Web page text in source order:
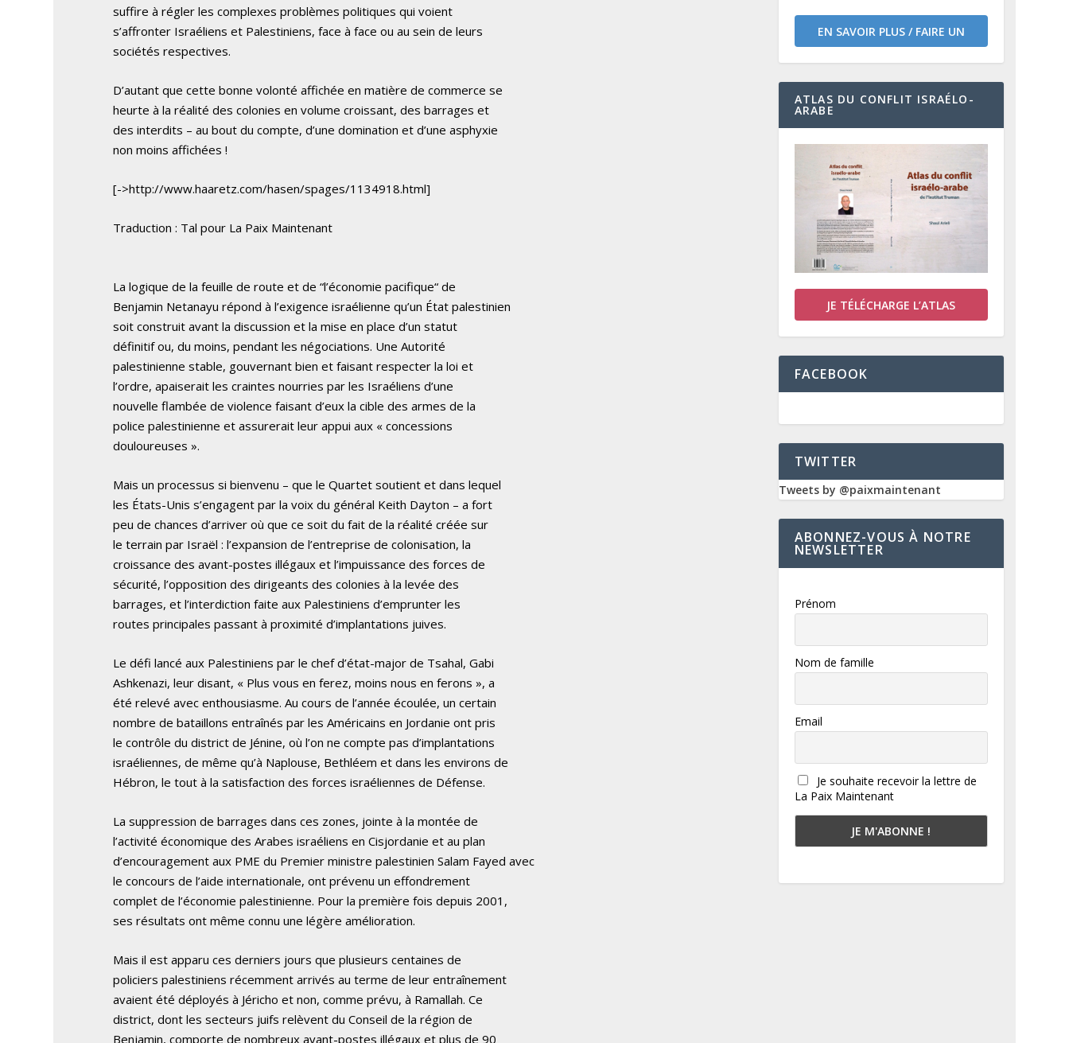
suffire à régler les complexes problèmes politiques qui voient
s’affronter Israéliens et Palestiniens, face à face ou au sein de leurs
sociétés respectives.
D’autant que cette bonne volonté affichée en matière de commerce se
heurte à la réalité des colonies en volume croissant, des barrages et
des interdits – au bout du compte, d’une domination et d’une asphyxie
non moins affichées !
[->http://www.haaretz.com/hasen/spages/1134918.html]
Traduction : Tal pour La Paix Maintenant
La logique de la feuille de route et de “l’économie pacifique“ de
Benjamin Netanayu répond à l’exigence israélienne qu’un État palestinien
soit construit avant la discussion et la mise en place d’un statut
définitif ou, du moins, pendant les négociations. Une Autorité
palestinienne stable, gouvernant bien et faisant respecter la loi et
l’ordre, apaiserait les craintes nourries par les Israéliens d’une
nouvelle flambée de violence faisant d’eux la cible des armes de la
police palestinienne et assurerait leur appui aux « concessions
douloureuses ».
Mais un processus si bienvenu – que le Quartet soutient et dans lequel
les États-Unis s’engagent par la voix du général Keith Dayton – a fort
peu de chances d’arriver où que ce soit du fait de la réalité créée sur
le terrain par Israël : l’expansion de l’entreprise de colonisation, la
croissance des avant-postes illégaux et l’impuissance des forces de
sécurité, l’opposition des dirigeants des colonies à la levée des
barrages, et l’interdiction faite aux Palestiniens d’emprunter les
routes principales passant à proximité d’implantations juives.
Le défi lancé aux Palestiniens par le chef d’état-major de Tsahal, Gabi
Ashkenazi, leur disant, « Plus vous en ferez, moins nous en ferons », a
été relevé avec enthousiasme. Au cours de l’année écoulée, un certain
nombre de bataillons entraînés par les Américains en Jordanie ont pris
le contrôle du district de Jénine, où l’on ne compte pas d’implantations
israéliennes, de même qu’à Naplouse, Bethléem et dans les environs de
Hébron, le tout à la satisfaction des forces israéliennes de Défense.
La suppression de barrages dans ces zones, jointe à la montée de
l’activité économique des Arabes israéliens en Cisjordanie et au plan
d’encouragement aux PME du Premier ministre palestinien Salam Fayed avec
le concours de l’aide internationale, ont prévenu un effondrement
complet de l’économie palestinienne. Pour la première fois depuis 2001,
ses résultats ont même connu une légère amélioration.
Mais il est apparu ces derniers jours que plusieurs centaines de
policiers palestiniens récemment arrivés au terme de leur entraînement
avaient été déployés à Jéricho et non, comme prévu, à Ramallah. Ce
district, dont les secteurs juifs relèvent du Conseil de la région de
Benjamin, comporte de nombreux avant-postes illégaux et plus de 90
EN SAVOIR PLUS / FAIRE UN
DON
ATLAS DU CONFLIT ISRAÉLO-
ARABE
JE TÉLÉCHARGE L’ATLAS
FACEBOOK
TWITTER
Tweets by @paixmaintenant
ABONNEZ-VOUS À NOTRE
NEWSLETTER
Prénom
Nom de famille
Email
Je souhaite recevoir la lettre de
La Paix Maintenant